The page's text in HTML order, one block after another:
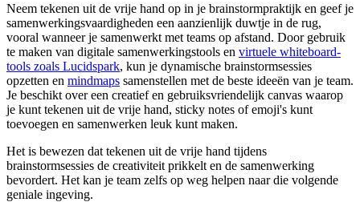
Neem tekenen uit de vrije hand op in je brainstormpraktijk en geef je
samenwerkingsvaardigheden een aanzienlijk duwtje in de rug,
vooral wanneer je samenwerkt met teams op afstand. Door gebruik
te maken van digitale samenwerkingstools en virtuele whiteboard-
tools zoals Lucidspark, kun je dynamische brainstormsessies
opzetten en mindmaps samenstellen met de beste ideeën van je team.
Je beschikt over een creatief en gebruiksvriendelijk canvas waarop
je kunt tekenen uit de vrije hand, sticky notes of emoji's kunt
toevoegen en samenwerken leuk kunt maken.
Het is bewezen dat tekenen uit de vrije hand tijdens
brainstormsessies de creativiteit prikkelt en de samenwerking
bevordert. Het kan je team zelfs op weg helpen naar die volgende
geniale ingeving.